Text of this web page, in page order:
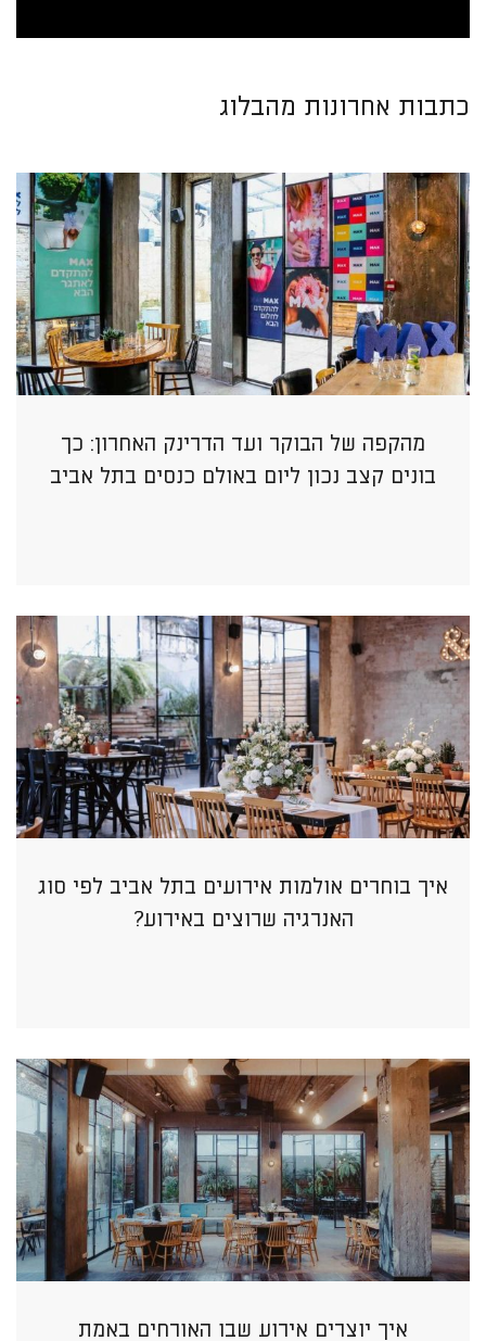
כתבות אחרונות מהבלוג
מהקפה של הבוקר ועד הדרינק האחרון: כך
בונים קצב נכון ליום באולם כנסים בתל אביב
איך בוחרים אולמות אירועים בתל אביב לפי סוג
האנרגיה שרוצים באירוע?
איך יוצרים אירוע שבו האורחים באמת